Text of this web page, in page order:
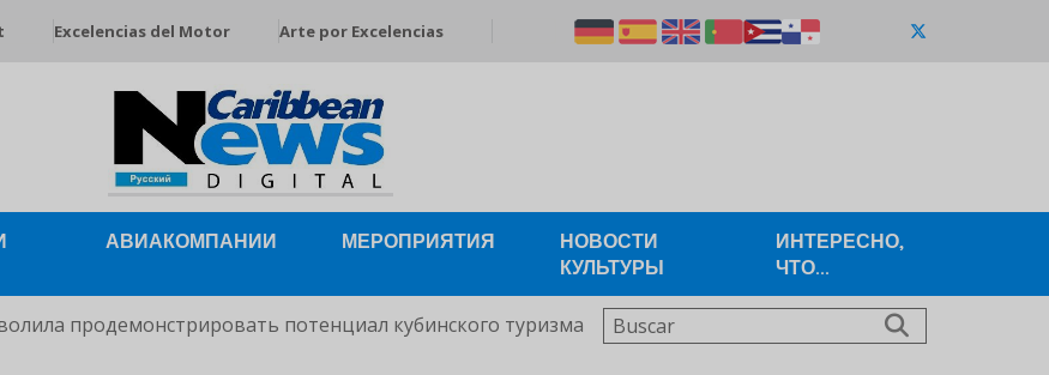
Excelencias del Motor Arte por Excelencias
АВИАКОМПАНИИ МЕРОПРИЯТИЯ
НОВОСТИ
КУЛЬТУРЫ
ИНТЕРЕСНО,
ЧТО...
продемонстрировать потенциал кубинского туризма Buscar